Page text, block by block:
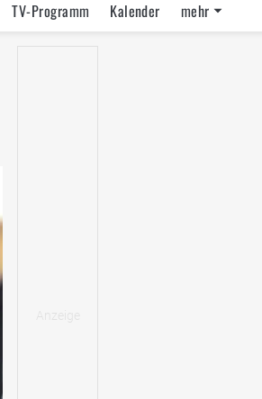
TV-Programm
Kalender
mehr